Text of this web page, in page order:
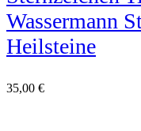
Wassermann
Heilsteine
35,00 €